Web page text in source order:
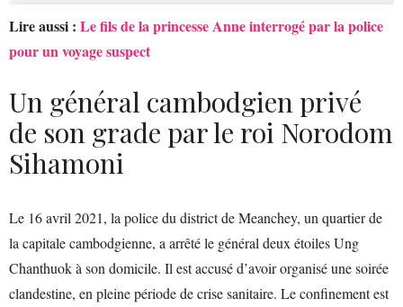
Lire aussi : Le fils de la princesse Anne interrogé par la police
pour un voyage suspect
Un général cambodgien privé
de son grade par le roi Norodom
Sihamoni
Le 16 avril 2021, la police du district de Meanchey, un quartier de
la capitale cambodgienne, a arrêté le général deux étoiles Ung
Chanthuok à son domicile. Il est accusé d’avoir organisé une soirée
clandestine, en pleine période de crise sanitaire. Le confinement est